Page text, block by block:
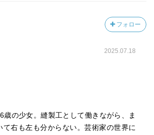
フォロー
2025.07.18
歳の少女。縫製工として働きながら、ま
て右も左も分からない。芸術家の世界に